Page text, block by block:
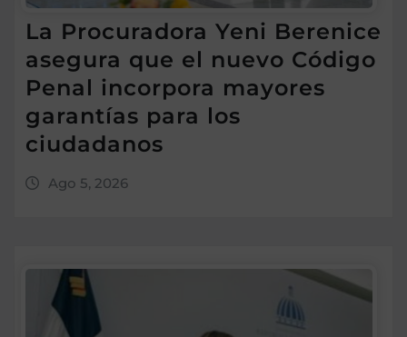
La Procuradora Yeni Berenice
asegura que el nuevo Código
Penal incorpora mayores
garantías para los
ciudadanos
Ago 5, 2026